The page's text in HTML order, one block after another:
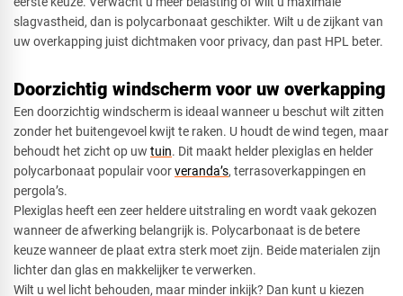
slagvastheid, dan is polycarbonaat geschikter. Wilt u de zijkant van
uw overkapping juist dichtmaken voor privacy, dan past HPL beter.
Doorzichtig windscherm voor uw overkapping
Een doorzichtig windscherm is ideaal wanneer u beschut wilt zitten
zonder het buitengevoel kwijt te raken. U houdt de wind tegen, maar
behoudt het zicht op uw tuin. Dit maakt helder plexiglas en helder
polycarbonaat populair voorveranda’s, terrasoverkappingen en
pergola’s.
Plexiglas heeft een zeer heldere uitstraling en wordt vaak gekozen
wanneer de afwerking belangrijk is. Polycarbonaat is de betere
keuze wanneer de plaat extra sterk moet zijn. Beide materialen zijn
lichter dan glas en makkelijker te verwerken.
Wilt u wel licht behouden, maar minder inkijk? Dan kunt u kiezen